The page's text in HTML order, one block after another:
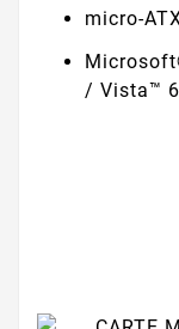
micro-
/ Vista™